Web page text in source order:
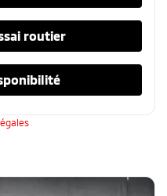
routier